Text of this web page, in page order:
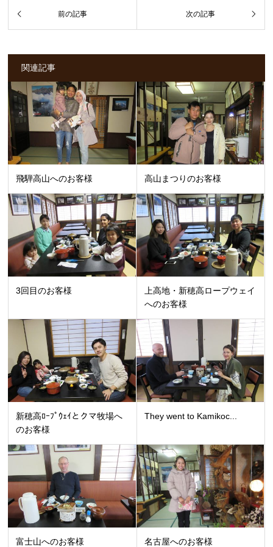
関連記事
飛騨高山へのお客様 高山まつりのお客様
3回目のお客様
上高地・新穂高ロープウェイ
へのお客様
新穂高ﾛｰﾌﾟｳｪｲとクマ牧場へ
のお客様
They went to Kamikoc...
富士山へのお客様 名古屋へのお客様